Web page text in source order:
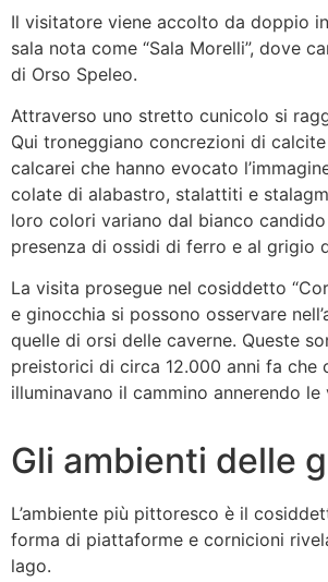
Il visitatore viene accolto da doppio
sala nota come “Sala Morelli”, dove
di Orso Speleo.
Attraverso uno stretto cunicolo si
Qui troneggiano concrezioni di
calcarei che hanno evocato
colate di alabastro, stalattiti e
loro colori variano dal bianco
presenza di ossidi di ferro e al grigio
La visita prosegue nel cosiddetto
e ginocchia si possono osservare
quelle di orsi delle caverne. Queste
preistorici di circa 12.000 anni fa che
illuminavano il cammino annerendo
Gli ambienti delle
L’ambiente più pittoresco è il
forma di piattaforme e cornicioni
lago.